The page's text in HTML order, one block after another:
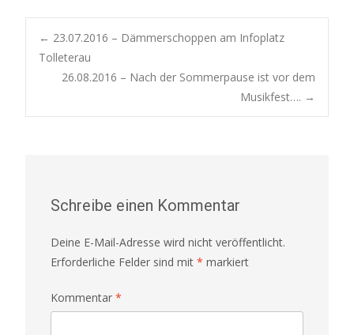
Post
← 23.07.2016 – Dämmerschoppen am Infoplatz
Tolleterau
26.08.2016 – Nach der Sommerpause ist vor dem
Musikfest…. →
Schreibe einen Kommentar
Deine E-Mail-Adresse wird nicht veröffentlicht.
Erforderliche Felder sind mit * markiert
Kommentar *